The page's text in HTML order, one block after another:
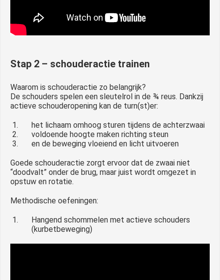
Stap 2 – schouderactie trainen
Waarom is schouderactie zo belangrijk?
De schouders spelen een sleutelrol in de ¾ reus. Dankzij
actieve schouderopening kan de turn(st)er:
het lichaam omhoog sturen tijdens de achterzwaai
voldoende hoogte maken richting steun
en de beweging vloeiend en licht uitvoeren
Goede schouderactie zorgt ervoor dat de zwaai niet
“doodvalt” onder de brug, maar juist wordt omgezet in
opstuw en rotatie.
Methodische oefeningen:
Hangend schommelen met actieve schouders
(kurbetbeweging)